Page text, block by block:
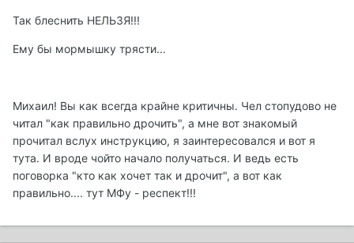
Так блеснить НЕЛЬЗЯ!!!
Ему бы мормышку трясти...
Михаил! Вы как всегда крайне критичны. Чел стопудово не
читал "как правильно дрочить", а мне вот знакомый
прочитал вслух инструкцию, я заинтересовался и вот я
тута. И вроде чойто начало получаться. И ведь есть
поговорка "кто как хочет так и дрочит", а вот как
правильно.... тут МФу - респект!!!